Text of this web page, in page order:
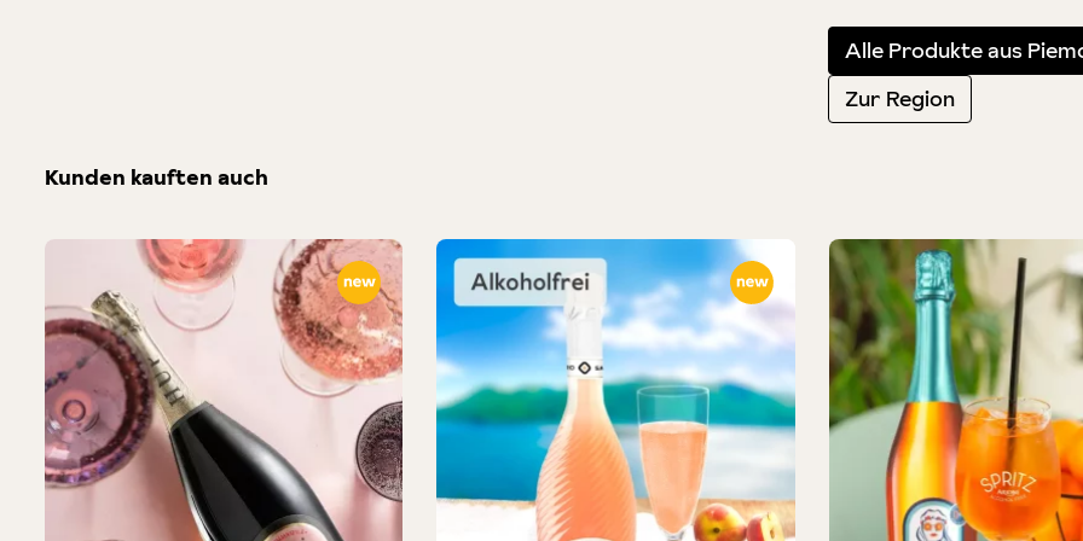
Zur Region
Alle Produkte aus
Kunden kauften auch
Produktgalerie überspringen